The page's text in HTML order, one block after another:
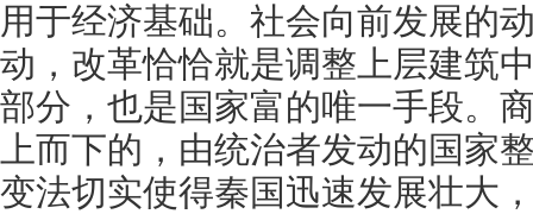
用于经济基础。社会向前发展的
动，改革恰恰就是调整上层建筑
部分，也是国家富的唯一手段。
上而下的，由统治者发动的国家
变法切实使得秦国迅速发展壮大